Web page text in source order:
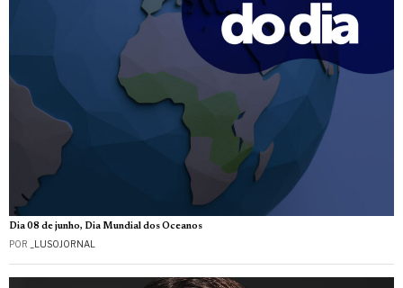
Dia 08 de junho, Dia Mundial dos Oceanos
POR _LUSOJORNAL